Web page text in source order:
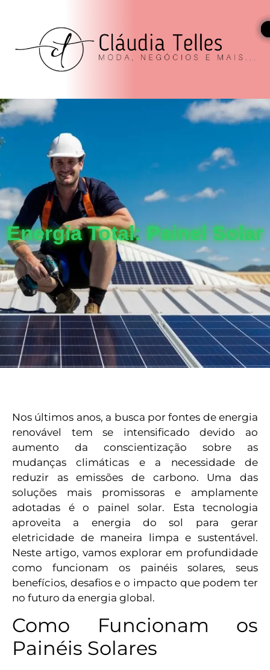
Energia Total: Painel Solar
Nos últimos anos, a busca por fontes de energia
renovável tem se intensificado devido ao
aumento da conscientização sobre as
mudanças climáticas e a necessidade de
reduzir as emissões de carbono. Uma das
soluções mais promissoras e amplamente
adotadas é o painel solar. Esta tecnologia
aproveita a energia do sol para gerar
eletricidade de maneira limpa e sustentável.
Neste artigo, vamos explorar em profundidade
como funcionam os painéis solares, seus
benefícios, desafios e o impacto que podem ter
no futuro da energia global.
Como Funcionam os
Painéis Solares